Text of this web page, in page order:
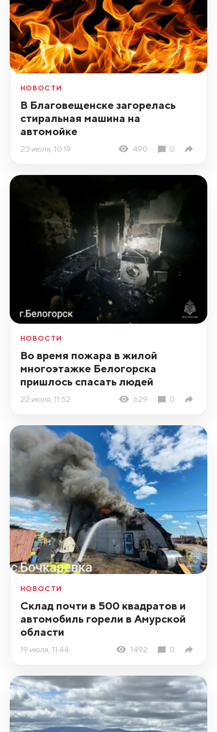
НОВОСТИ
В Благовещенске загорелась
стиральная машина на
автомойке
23 июля, 10:19 490 0
НОВОСТИ
Во время пожара в жилой
многоэтажке Белогорска
пришлось спасать людей
22 июля, 11:52 629 0
НОВОСТИ
Склад почти в 500 квадратов и
автомобиль горели в Амурской
области
19 июля, 11:44 1492 0